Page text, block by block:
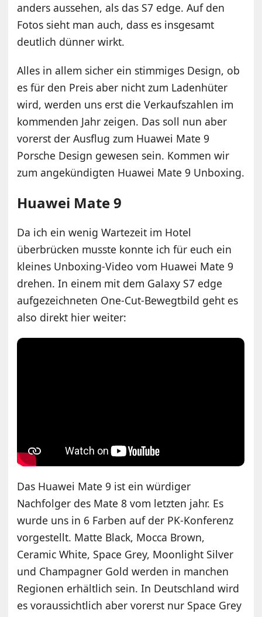
anders aussehen, als das S7 edge. Auf den
Fotos sieht man auch, dass es insgesamt
deutlich dünner wirkt.
Alles in allem sicher ein stimmiges Design, ob
es für den Preis aber nicht zum Ladenhüter
wird, werden uns erst die Verkaufszahlen im
kommenden Jahr zeigen. Das soll nun aber
vorerst der Ausflug zum Huawei Mate 9
Porsche Design gewesen sein. Kommen wir
zum angekündigten Huawei Mate 9 Unboxing.
Huawei Mate 9
Da ich ein wenig Wartezeit im Hotel
überbrücken musste konnte ich für euch ein
kleines Unboxing-Video vom Huawei Mate 9
drehen. In einem mit dem Galaxy S7 edge
aufgezeichneten One-Cut-Bewegtbild geht es
also direkt hier weiter:
Das Huawei Mate 9 ist ein würdiger
Nachfolger des Mate 8 vom letzten jahr. Es
wurde uns in 6 Farben auf der PK-Konferenz
vorgestellt. Matte Black, Mocca Brown,
Ceramic White, Space Grey, Moonlight Silver
und Champagner Gold werden in manchen
Regionen erhältlich sein. In Deutschland wird
es voraussichtlich aber vorerst nur Space Grey